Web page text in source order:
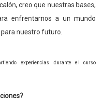
creo que nuestras bases,
enfrentarnos a un mundo
nuestro futuro.
experiencias durante el curso